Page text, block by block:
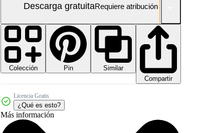
Descarga gratuitaRequiere atribución
Colección Pin
Similar
Compartir
Licencia Gratis
¿Qué es esto?
Más información